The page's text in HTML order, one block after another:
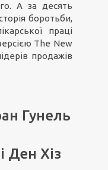
А за десять
боротьби,
праці
The New
продажів
Гунель
Ден Хіз